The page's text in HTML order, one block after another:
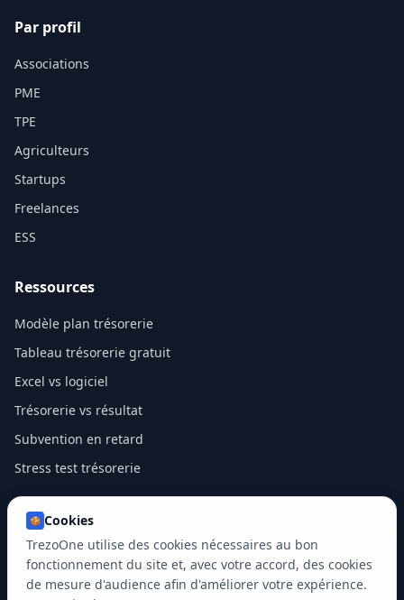
Par profil
Associations
PME
TPE
Agriculteurs
Startups
Freelances
ESS
Ressources
Modèle plan trésorerie
Tableau trésorerie gratuit
Excel vs logiciel
Trésorerie vs résultat
Subvention en retard
Stress test trésorerie
2026Trezoone. Tous droits réservés.
Mentions légalesPolitique de confidentialitéCGUCookies
🍪 Cookies
TrezoOne utilise des cookies nécessaires au bon
fonctionnement du site et, avec votre accord, des cookies
de mesure d'audience afin d'améliorer votre expérience.